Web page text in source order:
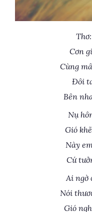
Cơn
Cùng
Đôi
Bên
Nụ
Gió
Này
Cứ
Ai ngờ
Nói
Gió